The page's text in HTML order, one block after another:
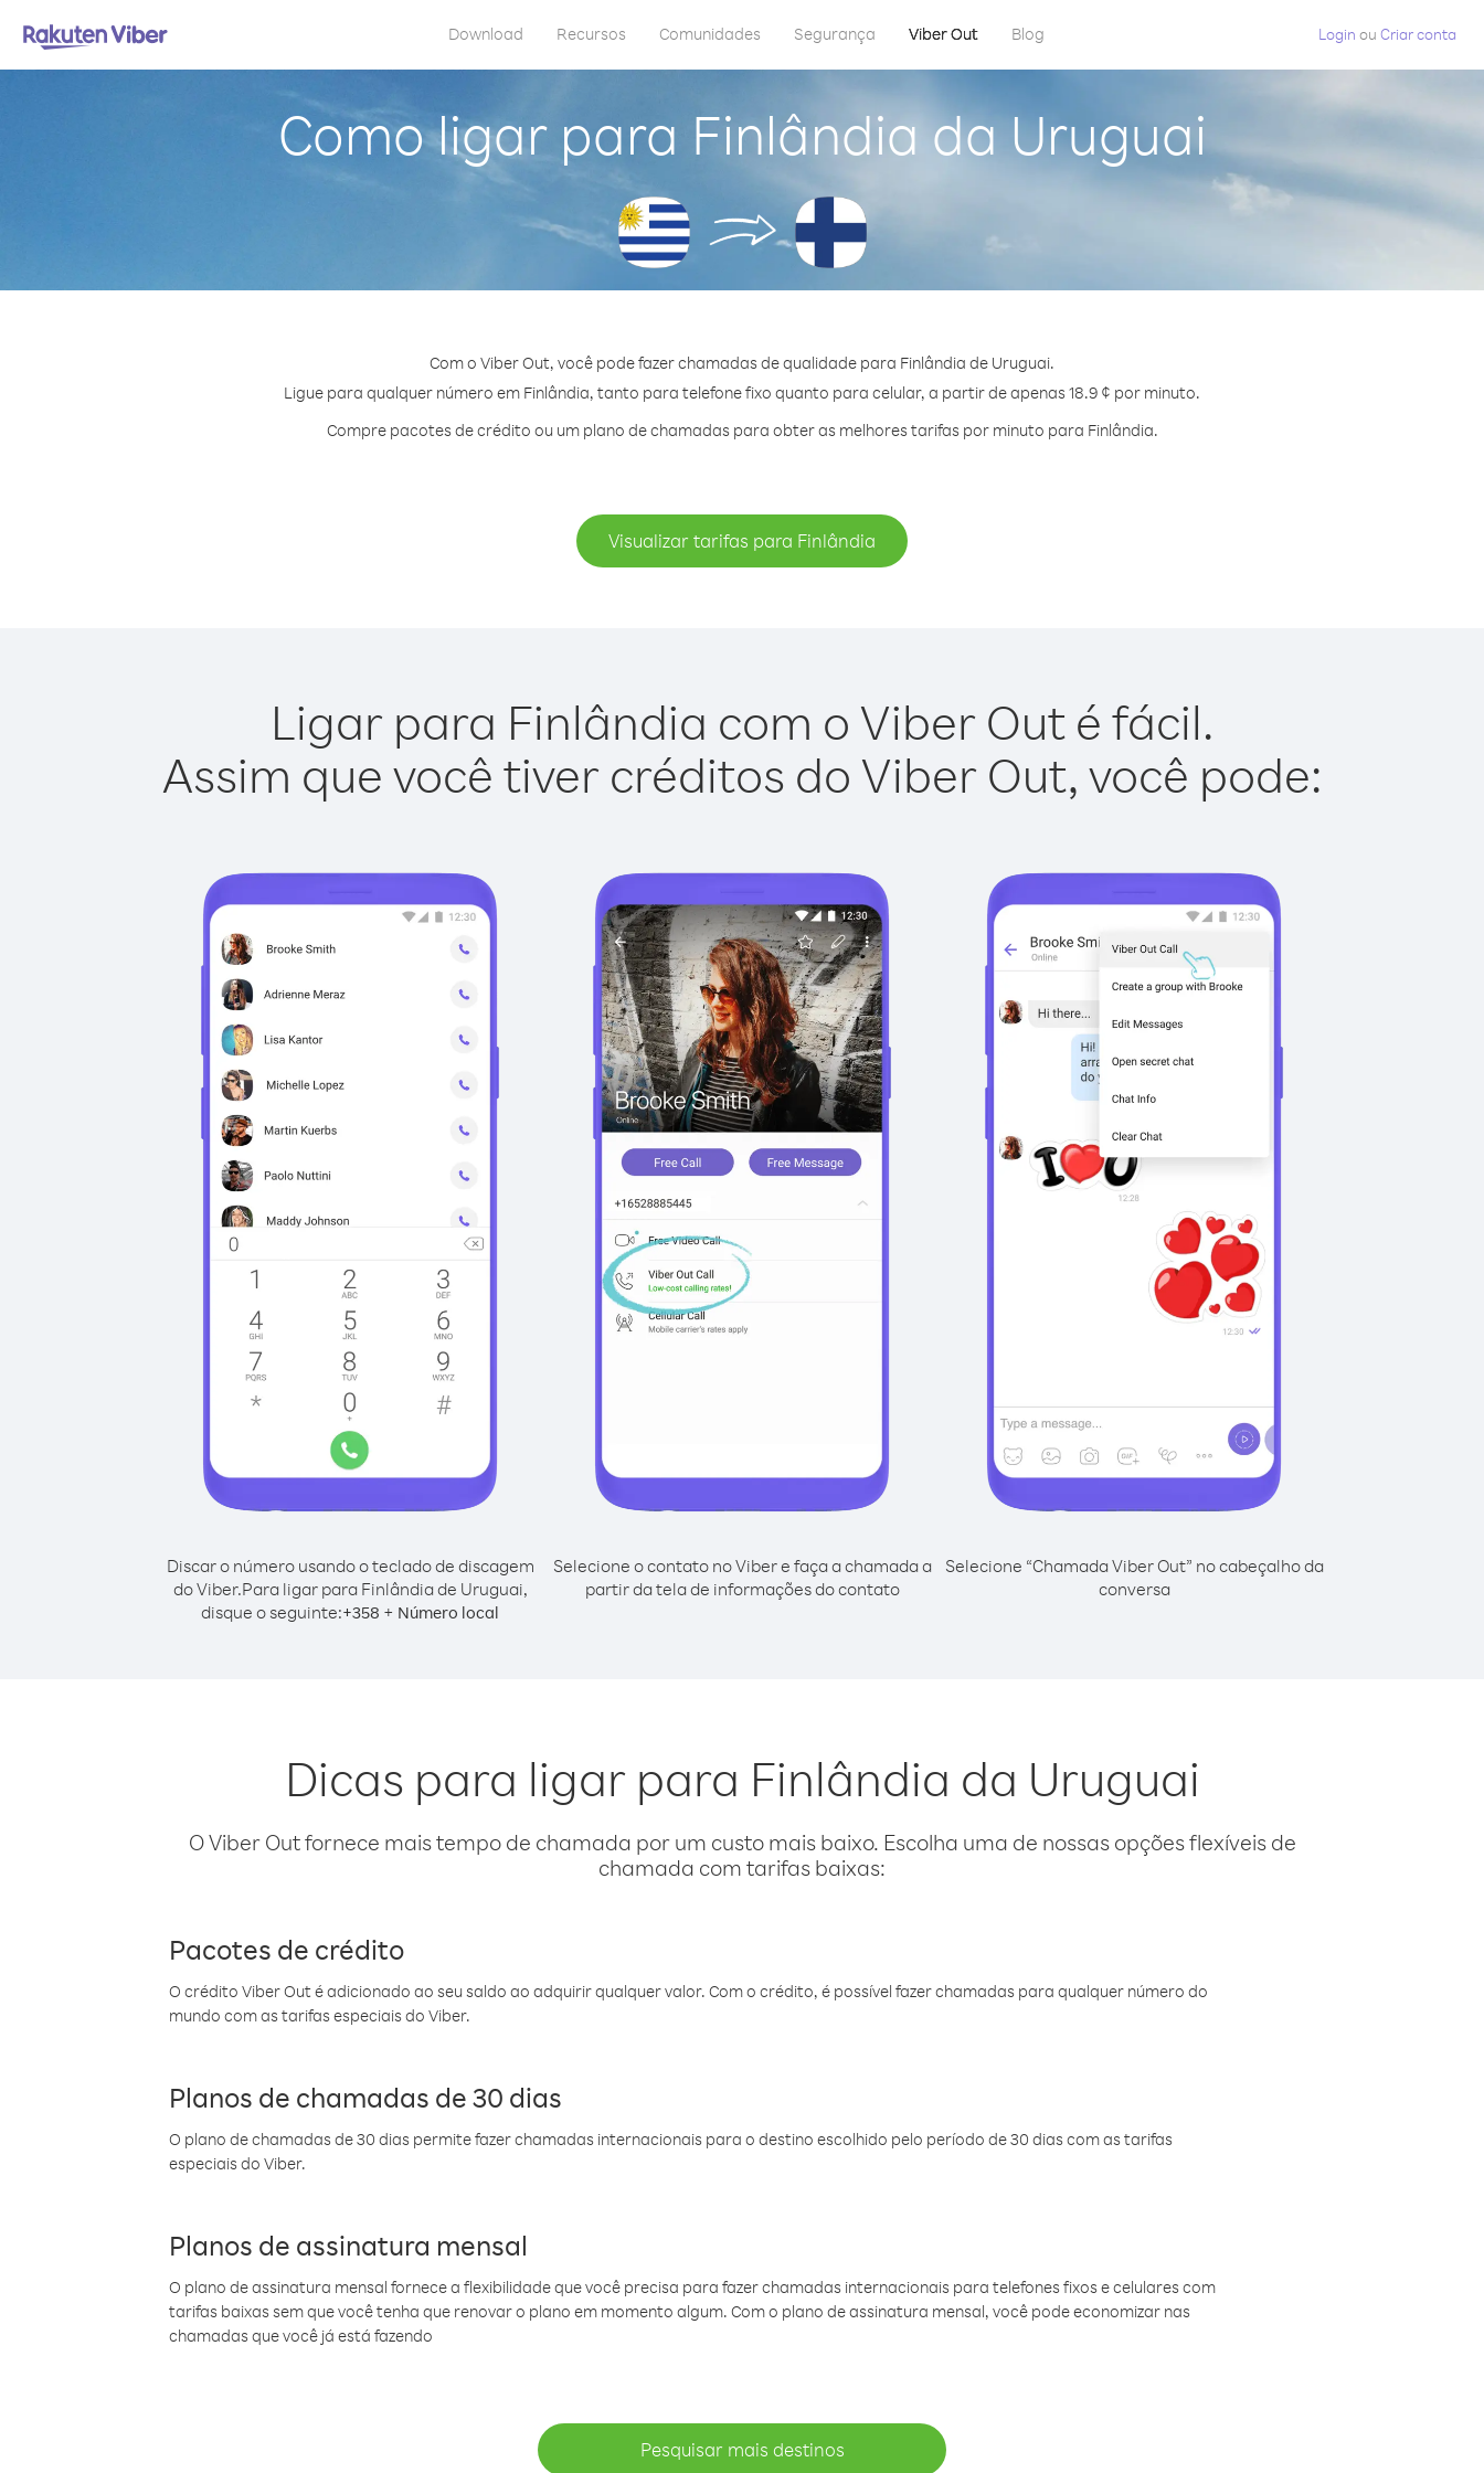
Download Recursos Comunidades Segurança Viber Out Blog Login ou Criar conta
Como ligar para Finlândia da Uruguai
Com o Viber Out, você pode fazer chamadas de qualidade para Finlândia de Uruguai.
Ligue para qualquer número em Finlândia, tanto para telefone fixo quanto para celular, a partir de apenas 18.9 ¢ por minuto.
Compre pacotes de crédito ou um plano de chamadas para obter as melhores tarifas por minuto para Finlândia.
Visualizar tarifas para Finlândia
Ligar para Finlândia com o Viber Out é fácil.
Assim que você tiver créditos do Viber Out, você pode:
Discar o número usando o teclado de discagem
do Viber.Para ligar para Finlândia de Uruguai,
disque o seguinte:+358 + Número local
Selecione o contato no Viber e faça a chamada a
partir da tela de informações do contato
Selecione “Chamada Viber Out” no cabeçalho da
conversa
Dicas para ligar para Finlândia da Uruguai
O Viber Out fornece mais tempo de chamada por um custo mais baixo. Escolha uma de nossas opções flexíveis de
chamada com tarifas baixas:
Pacotes de crédito
O crédito Viber Out é adicionado ao seu saldo ao adquirir qualquer valor. Com o crédito, é possível fazer chamadas para qualquer número do
mundo com as tarifas especiais do Viber.
Planos de chamadas de 30 dias
O plano de chamadas de 30 dias permite fazer chamadas internacionais para o destino escolhido pelo período de 30 dias com as tarifas
especiais do Viber.
Planos de assinatura mensal
O plano de assinatura mensal fornece a flexibilidade que você precisa para fazer chamadas internacionais para telefones fixos e celulares com
tarifas baixas sem que você tenha que renovar o plano em momento algum. Com o plano de assinatura mensal, você pode economizar nas
chamadas que você já está fazendo
Pesquisar mais destinos